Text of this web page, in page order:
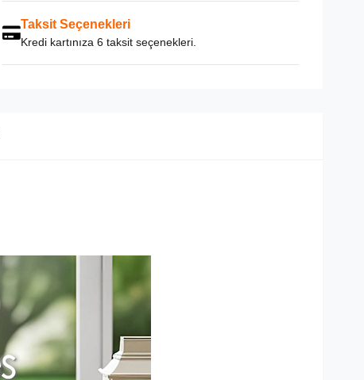
Taksit Seçenekleri
Kredi kartınıza 6 taksit seçenekleri.